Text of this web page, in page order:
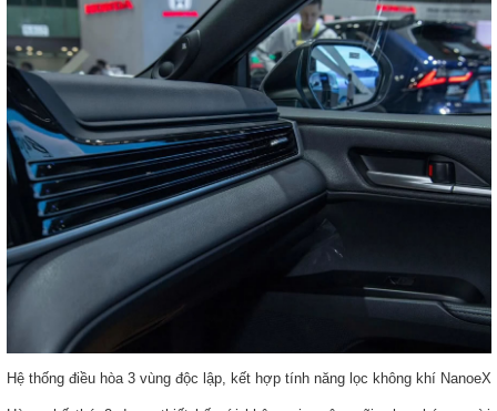
Hệ thống điều hòa 3 vùng độc lập, kết hợp tính năng lọc không khí NanoeX